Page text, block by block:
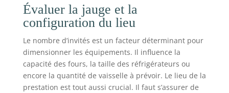
Évaluer la jauge et la
configuration du lieu
Le nombre d’invités est un facteur déterminant pour
dimensionner les équipements. Il influence la
capacité des fours, la taille des réfrigérateurs ou
encore la quantité de vaisselle à prévoir. Le lieu de la
prestation est tout aussi crucial. Il faut s’assurer de